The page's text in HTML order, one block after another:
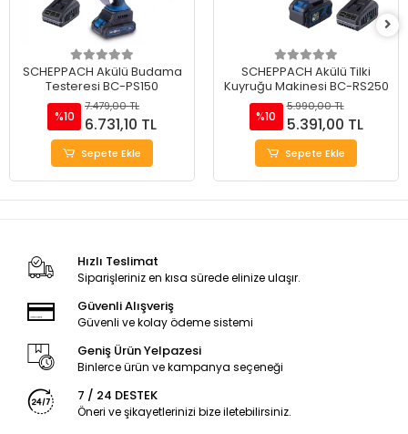
SCHEPPACH Akülü Budama
Testeresi BC-PS150
%10
7.479,00 TL
6.731,10 TL
Sepete Ekle
SCHEPPACH Akülü Tilki
Kuyruğu Makinesi BC-RS250
%10
5.990,00 TL
5.391,00 TL
Sepete Ekle
Hızlı Teslimat
Siparişleriniz en kısa sürede elinize ulaşır.
Güvenli Alışveriş
Güvenli ve kolay ödeme sistemi
Geniş Ürün Yelpazesi
Binlerce ürün ve kampanya seçeneği
7 / 24 DESTEK
Öneri ve şikayetlerinizi bize iletebilirsiniz.